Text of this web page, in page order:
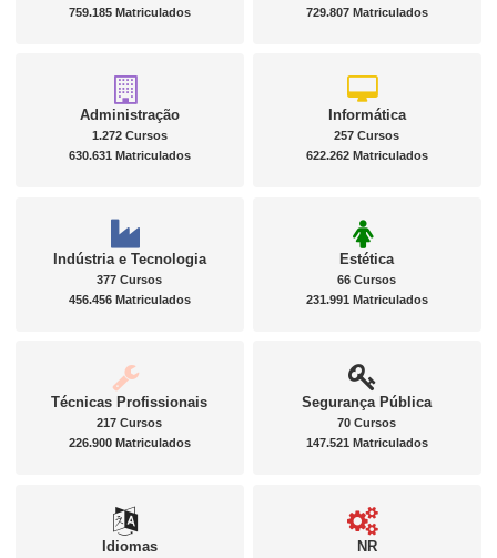
759.185 Matriculados
729.807 Matriculados
Administração
1.272 Cursos
630.631 Matriculados
Informática
257 Cursos
622.262 Matriculados
Indústria e Tecnologia
377 Cursos
456.456 Matriculados
Estética
66 Cursos
231.991 Matriculados
Técnicas Profissionais
217 Cursos
226.900 Matriculados
Segurança Pública
70 Cursos
147.521 Matriculados
Idiomas NR